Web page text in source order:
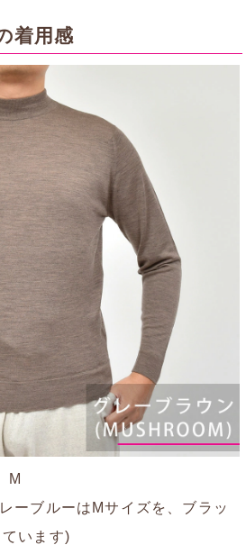
着用感
M
ーブルーはMサイズを、ブラッ
います)